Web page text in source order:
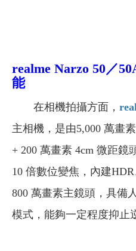
realme Narzo 50／
能
在相機拍攝方面，
主相機，是由5,000 萬畫
+ 200 萬畫素 4cm 微距鏡
10 倍數位變焦，內建
800 萬畫素主鏡頭，具備
模式，能夠一定程度抑止